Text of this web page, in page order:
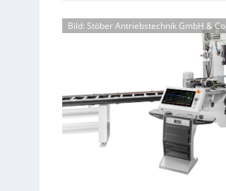
Bild: Stöber Antriebstechnik GmbH &